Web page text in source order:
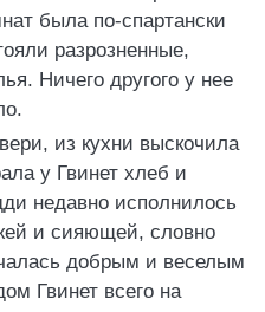
была по-спартански
разрозненные,
Ничего другого у нее
из кухни выскочила
у Гвинет хлеб и
недавно исполнилось
и сияющей, словно
добрым и веселым
Гвинет всего на